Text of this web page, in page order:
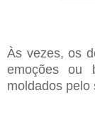
Às vezes, os
emoções ou
moldados pelo